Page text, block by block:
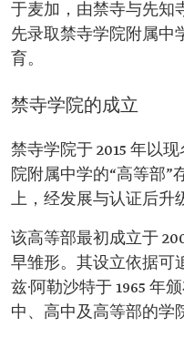
于麦加，由禁寺与先知
先录取禁寺学院附属中
育。
禁寺学院的成立
禁寺学院于 2015 年以
院附属中学的“高等部”
上，经发展与认证后升
该高等部最初成立于
早雏形。其设立依据可
兹·阿勒沙特于 1965 年
中、高中及高等部的学